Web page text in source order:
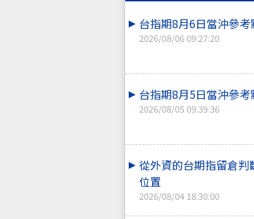
台指期8月6日當沖參考
2026/08/06 09:27:20
台指期8月5日當沖參考
2026/08/05 09:39:36
從外資的台期指留倉判
位置
2026/08/04 18:30:00